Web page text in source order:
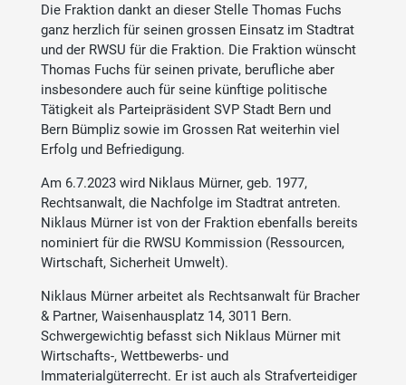
Die Fraktion dankt an dieser Stelle Thomas Fuchs
ganz herzlich für seinen grossen Einsatz im Stadtrat
und der RWSU für die Fraktion. Die Fraktion wünscht
Thomas Fuchs für seinen private, berufliche aber
insbesondere auch für seine künftige politische
Tätigkeit als Parteipräsident SVP Stadt Bern und
Bern Bümpliz sowie im Grossen Rat weiterhin viel
Erfolg und Befriedigung.
Am 6.7.2023 wird Niklaus Mürner, geb. 1977,
Rechtsanwalt, die Nachfolge im Stadtrat antreten.
Niklaus Mürner ist von der Fraktion ebenfalls bereits
nominiert für die RWSU Kommission (Ressourcen,
Wirtschaft, Sicherheit Umwelt).
Niklaus Mürner arbeitet als Rechtsanwalt für Bracher
& Partner, Waisenhausplatz 14, 3011 Bern.
Schwergewichtig befasst sich Niklaus Mürner mit
Wirtschafts-, Wettbewerbs- und
Immaterialgüterrecht. Er ist auch als Strafverteidiger